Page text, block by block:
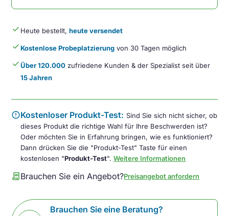
done Heute bestellt,heute versendet
doneKostenlose Probeplatzierung von 30 Tagen möglich
doneÜber 120.000 zufriedene Kunden & der Spezialist seit über
15 Jahren
errorKostenloser Produkt-Test: Sind Sie sich nicht sicher, ob
dieses Produkt die richtige Wahl für Ihre Beschwerden ist?
Oder möchten Sie in Erfahrung bringen, wie es funktioniert?
Dann drücken Sie die "Produkt-Test" Taste für einen
kostenlosen "Produkt-Test".Weitere Informationen
contractBrauchen Sie ein Angebot?Preisangebot anfordern
Brauchen Sie eine Beratung?